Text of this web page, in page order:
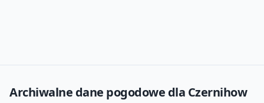
Archiwalne dane pogodowe dla Czernihow